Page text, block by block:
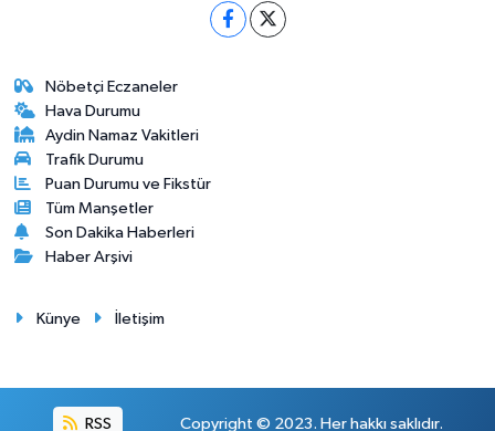
Nöbetçi Eczaneler
Hava Durumu
Aydin Namaz Vakitleri
Trafik Durumu
Puan Durumu ve Fikstür
Tüm Manşetler
Son Dakika Haberleri
Haber Arşivi
Künye İletişim
RSS Copyright © 2023. Her hakkı saklıdır.